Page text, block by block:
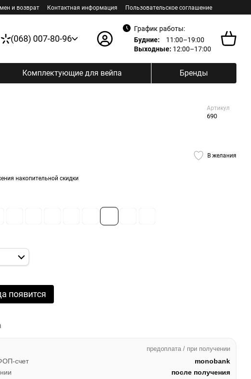
и возврат Контактная информация Пользовательское соглашение
(068) 007-80-96
График работы:
Будние:
11:00–19:00
Выходные: 12:00–17:00
Комплектующие для вейпа Бренды
Артикул
690
В желания
накопительной скидки
появится
предоплата / при получении
счет
monobank
после получения